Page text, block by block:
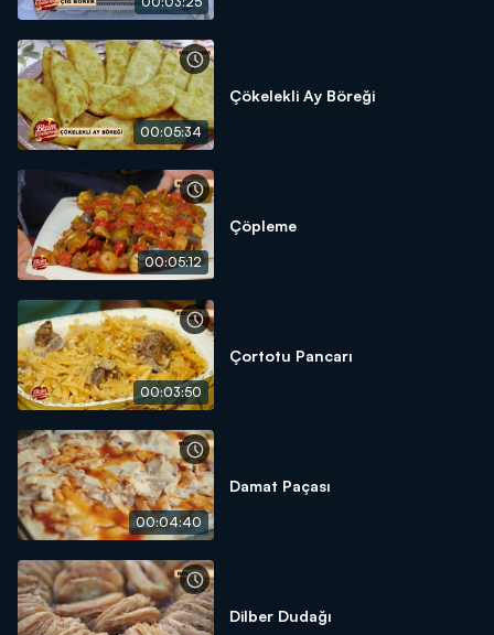
00:05:34
Çökelekli Ay Böreği
00:05:12
Çöpleme
00:03:50
Çortotu Pancarı
00:04:40
Damat Paçası
Dilber Dudağı